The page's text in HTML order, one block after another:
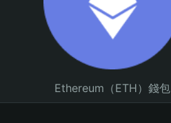
Ethereum（ETH）錢包